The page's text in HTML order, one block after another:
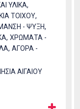
ΥΛΙΚΑ,
ΤΟΙΧΟΥ,
- ΨΥΞΗ,
, ΧΡΩΜΑΤΑ -
, ΑΓΟΡΑ -
ΑΙΓΑΙΟΥ